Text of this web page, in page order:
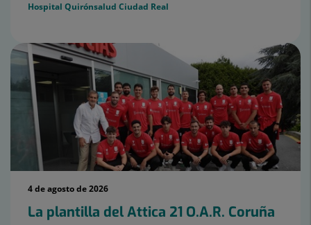
Hospital Quirónsalud Ciudad Real
4 de agosto de 2026
La plantilla del Attica 21 O.A.R. Coruña